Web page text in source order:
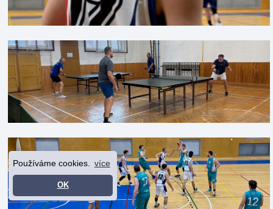
Používáme cookies. více
OK